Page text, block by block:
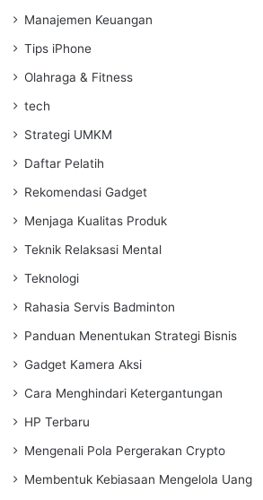
Manajemen Keuangan
Tips iPhone
Olahraga & Fitness
tech
Strategi UMKM
Daftar Pelatih
Rekomendasi Gadget
Menjaga Kualitas Produk
Teknik Relaksasi Mental
Teknologi
Rahasia Servis Badminton
Panduan Menentukan Strategi Bisnis
Gadget Kamera Aksi
Cara Menghindari Ketergantungan
HP Terbaru
Mengenali Pola Pergerakan Crypto
Membentuk Kebiasaan Mengelola Uang